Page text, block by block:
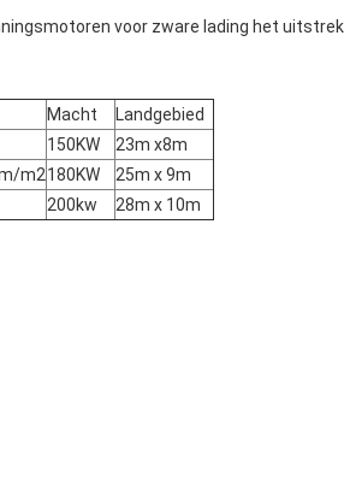
voor zware lading het
Macht
Landgebied
150KW
23m x8m
m2180KW
25m x 9m
200kw 28m x 10m